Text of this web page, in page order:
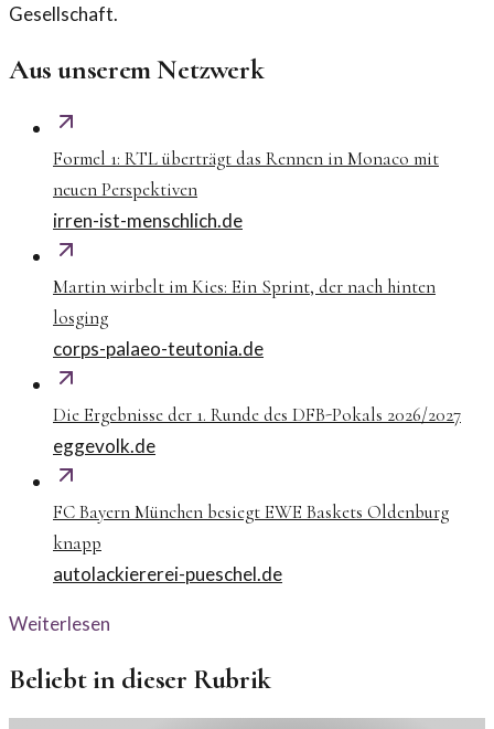
Gesellschaft.
Aus unserem Netzwerk
Formel 1: RTL überträgt das Rennen in Monaco mit
neuen Perspektiven
irren-ist-menschlich.de
Martin wirbelt im Kies: Ein Sprint, der nach hinten
losging
corps-palaeo-teutonia.de
Die Ergebnisse der 1. Runde des DFB-Pokals 2026/2027
eggevolk.de
FC Bayern München besiegt EWE Baskets Oldenburg
knapp
autolackiererei-pueschel.de
Weiterlesen
Beliebt in dieser Rubrik